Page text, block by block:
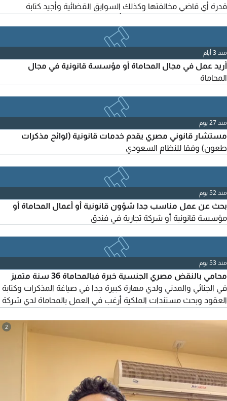
قدرة أي قاضي مخالفتها وكذلك السوابق القضائية وأجيد كتابة
والأبحاث القانونية أجيد شرح وتلخيص مواد القانون أجيد تقديم الرأي
والمشورة السد يدة وتقديم النوثيقىلابحاث والدراسات والمذكرات
كجمع المادة القانونية كباحث وأجيد تطبيق
منذ 3 أيام
أريد عمل في مجال المحاماة أو مؤسسة قانونية في مجال
المحاماة
منذ 27 يوم
مستشار قانوني مصري يقدم خدمات قانونية (لوائح مذكرات
طعون) وفقا للنظام السعودي
منذ 52 يوم
بحث عن عمل مناسب جدا شؤون قانونية أو أعمال المحاماة أو
مؤسسة قانونية أو شركة تجارية في فندق
منذ 53 يوم
محامي بالنقض مصري الجنسية خبرة فبالمحاماة 36 سنة متميز
في الجنائي والمدني ولدي مهارة كبيرة جدا في صياغة المذكرات وكتابة
العقود وبحث مستندات الملكية أرغب في العمل بالمحاماة لدي شركة
2